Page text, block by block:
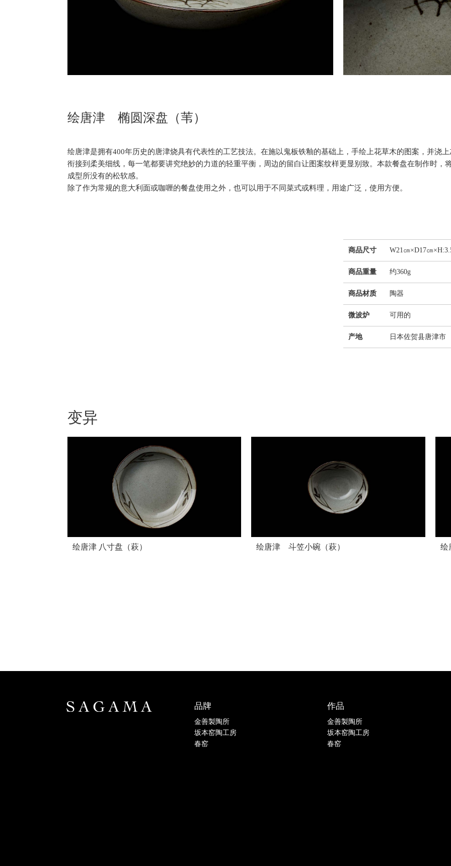
绘唐津 椭圆深盘（苇）
绘唐津是拥有400年历史的唐津烧具有代表性的工艺技法。在施以鬼板铁釉的基础上，手绘上花草木的图案，并浇
衔接到柔美细线，每一笔都要讲究绝妙的力道的轻重平衡，周边的留白让图案纹样更显别致。本款餐盘在制作时，
成型所没有的松软感。
除了作为常规的意大利面或咖喱的餐盘使用之外，也可以用于不同菜式或料理，用途广泛，使用方便。
商品尺寸 W21㎝×D17㎝
商品重量 约360g
商品材质 陶器
微波炉 可用的
产地 日本佐贺县唐津市
变异
绘唐津 八寸盘（萩） 绘唐津 斗笠小碗（萩） 绘
品牌
金善製陶所
坂本窑陶工房
春窑
作品
金善製陶所
坂本窑陶工房
春窑